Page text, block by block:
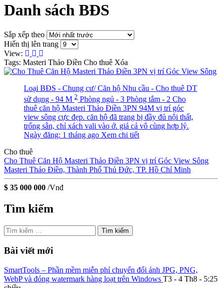
Danh sách BĐS
Sắp xếp theo
Hiển thị lên trang
View:
Tags: Masteri Thảo Điền Cho thuê Xóa
Loại BĐS - Chung cư/ Căn hộ Nhu cầu - Cho thuê DT
sử dụng - 94 M 2 Phòng ngủ - 3 Phòng tắm - 2 Cho
thuê căn hộ Masteri Thảo Điền 3PN 94M vị trí góc
view sông cực đẹp. căn hộ đã trang bị đầy đủ nội thất,
trống sẵn, chỉ xách vali vào ở. giá cả vô cùng hợp lý.
Ngày đăng: 1 tháng ago Xem chi tiết
Cho thuê
Cho Thuê Căn Hộ Masteri Thảo Điền 3PN vị trí Góc View Sông
Masteri Thảo Điền, Thành Phố Thủ Đức, TP. Hồ Chí Minh
$ 35 000 000 /Vnđ
Tìm kiếm
Tìm
kiếm
cho:
Bài viết mới
SmartTools – Phần mềm miễn phí chuyển đổi ảnh JPG, PNG,
WebP và đóng watermark hàng loạt trên Windows T3 - 4 Th8 - 5:25